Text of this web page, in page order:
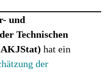
und
Technischen
hat ein
der